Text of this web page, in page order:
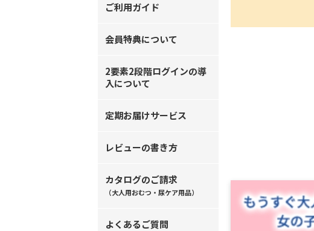
ご利用ガイド
会員特典について
2要素2段階ログインの導
入について
定期お届けサービス
レビューの書き方
カタログのご請求
（大人用おむつ・尿ケア用品）
よくあるご質問